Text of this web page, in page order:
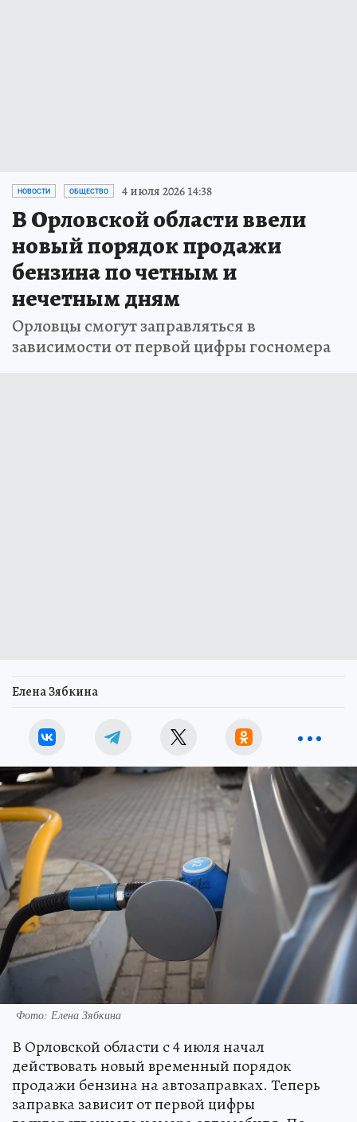
НОВОСТИ ОБЩЕСТВО 4 июля 2026 14:38
В Орловской области ввели
новый порядок продажи
бензина по четным и
нечетным дням
Орловцы смогут заправляться в
зависимости от первой цифры госномера
Елена Зябкина
Фото: Елена Зябкина
В Орловской области с 4 июля начал
действовать новый временный порядок
продажи бензина на автозаправках. Теперь
заправка зависит от первой цифры